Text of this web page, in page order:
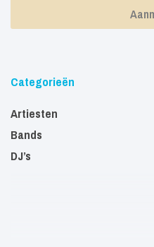
Categorieën
Artiesten
Bands
DJ’s